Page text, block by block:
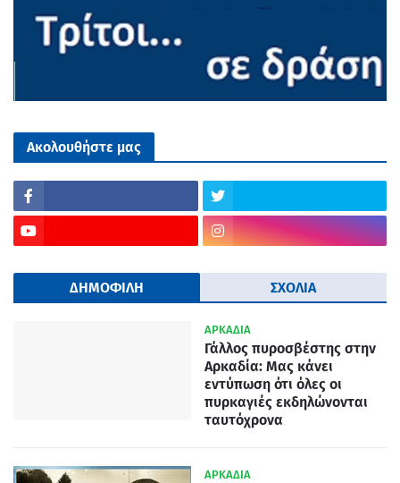
Ακολουθήστε μας
ΔΗΜΟΦΙΛΗ ΣΧΟΛΙΑ
ΑΡΚΑΔΙΑ
Γάλλος πυροσβέστης στην
Αρκαδία: Μας κάνει
εντύπωση ότι όλες οι
πυρκαγιές εκδηλώνονται
ταυτόχρονα
ΑΡΚΑΔΙΑ